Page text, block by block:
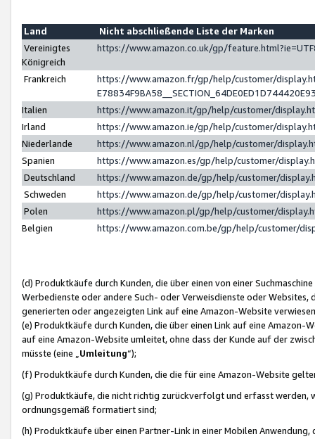
Land
Nicht abschließende Liste der Marken
Vereinigtes
Königreich
https://www.amazon.co.uk/gp/
Frankreich
https://www.amazon.fr/gp/help/customer/
Italien
https://www.amazon.it/gp/help/customer/
Irland
https://www.amazon.ie/gp/help/customer/
Niederlande
https://www.amazon.nl/gp/help/customer/
Spanien
https://www.amazon.es/gp/help/customer/
Deutschland
https://www.amazon.de/gp/help/customer/
Schweden
https://www.amazon.de/gp/help/customer/
Polen
https://www.amazon.pl/gp/help/customer/
Belgien
https://www.amazon.com.be/gp/help/customer/
(d) Produktkäufe durch Kunden, die über einen von einer
Werbedienste oder andere Such- oder Verweisdienste oder Websites,
generierten oder angezeigten Link auf eine Amazon-Website
(e) Produktkäufe durch Kunden, die über einen Link auf eine
auf eine Amazon-Website umleitet, ohne dass der Kunde auf der
müsste (eine „ Umleitung“);
(f) Produktkäufe durch Kunden, die die für eine Amazon-Website
(g) Produktkäufe, die nicht richtig zurückverfolgt und erfasst werden,
ordnungsgemäß formatiert sind;
(h) Produktkäufe über einen Partner-Link in einer Mobilen